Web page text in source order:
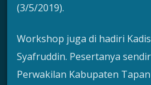
(3/5/2019).
Workshop juga di hadiri
Syafruddin. Pesertanya
Perwakilan Kabupaten